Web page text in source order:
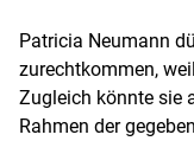
Patricia Neumann
zurechtkommen,
Zugleich könnte sie
Rahmen der